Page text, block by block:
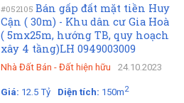
#052105 Bán gấp đất mặt tiền Huy
Cận ( 30m) - Khu dân cư Gia Hoà
( 5mx25m, hướng TB, quy hoạch
xây 4 tầng)LH 0949003009
Nhà Đất Bán - Đất hiện hữu 24.10.2023
Giá: 12.5 Tỷ Diện tích: 150m2